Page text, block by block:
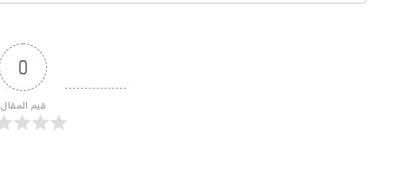
0
قيم المقال